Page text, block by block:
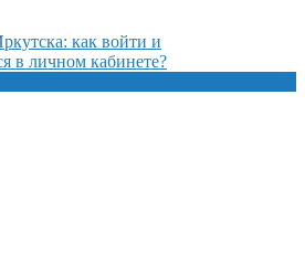
как войти и
в личном кабинете?